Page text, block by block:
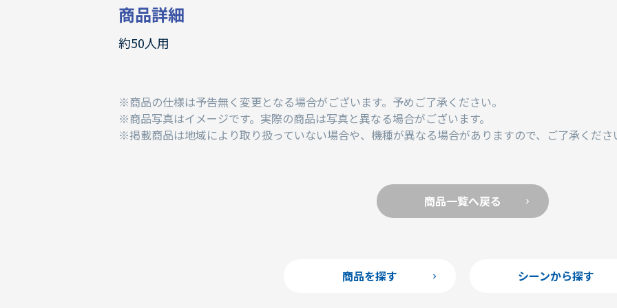
商品詳細
約50人用
商品の仕様は予告無く変更となる場合がございます。予めご了承ください。
商品写真はイメージです。実際の商品は写真と異なる場合がございます。
掲載商品は地域により取り扱っていない場合や、機種が異なる場合がありますので、ご了承くださ
商品一覧へ戻る
商品を探す シーンから探す